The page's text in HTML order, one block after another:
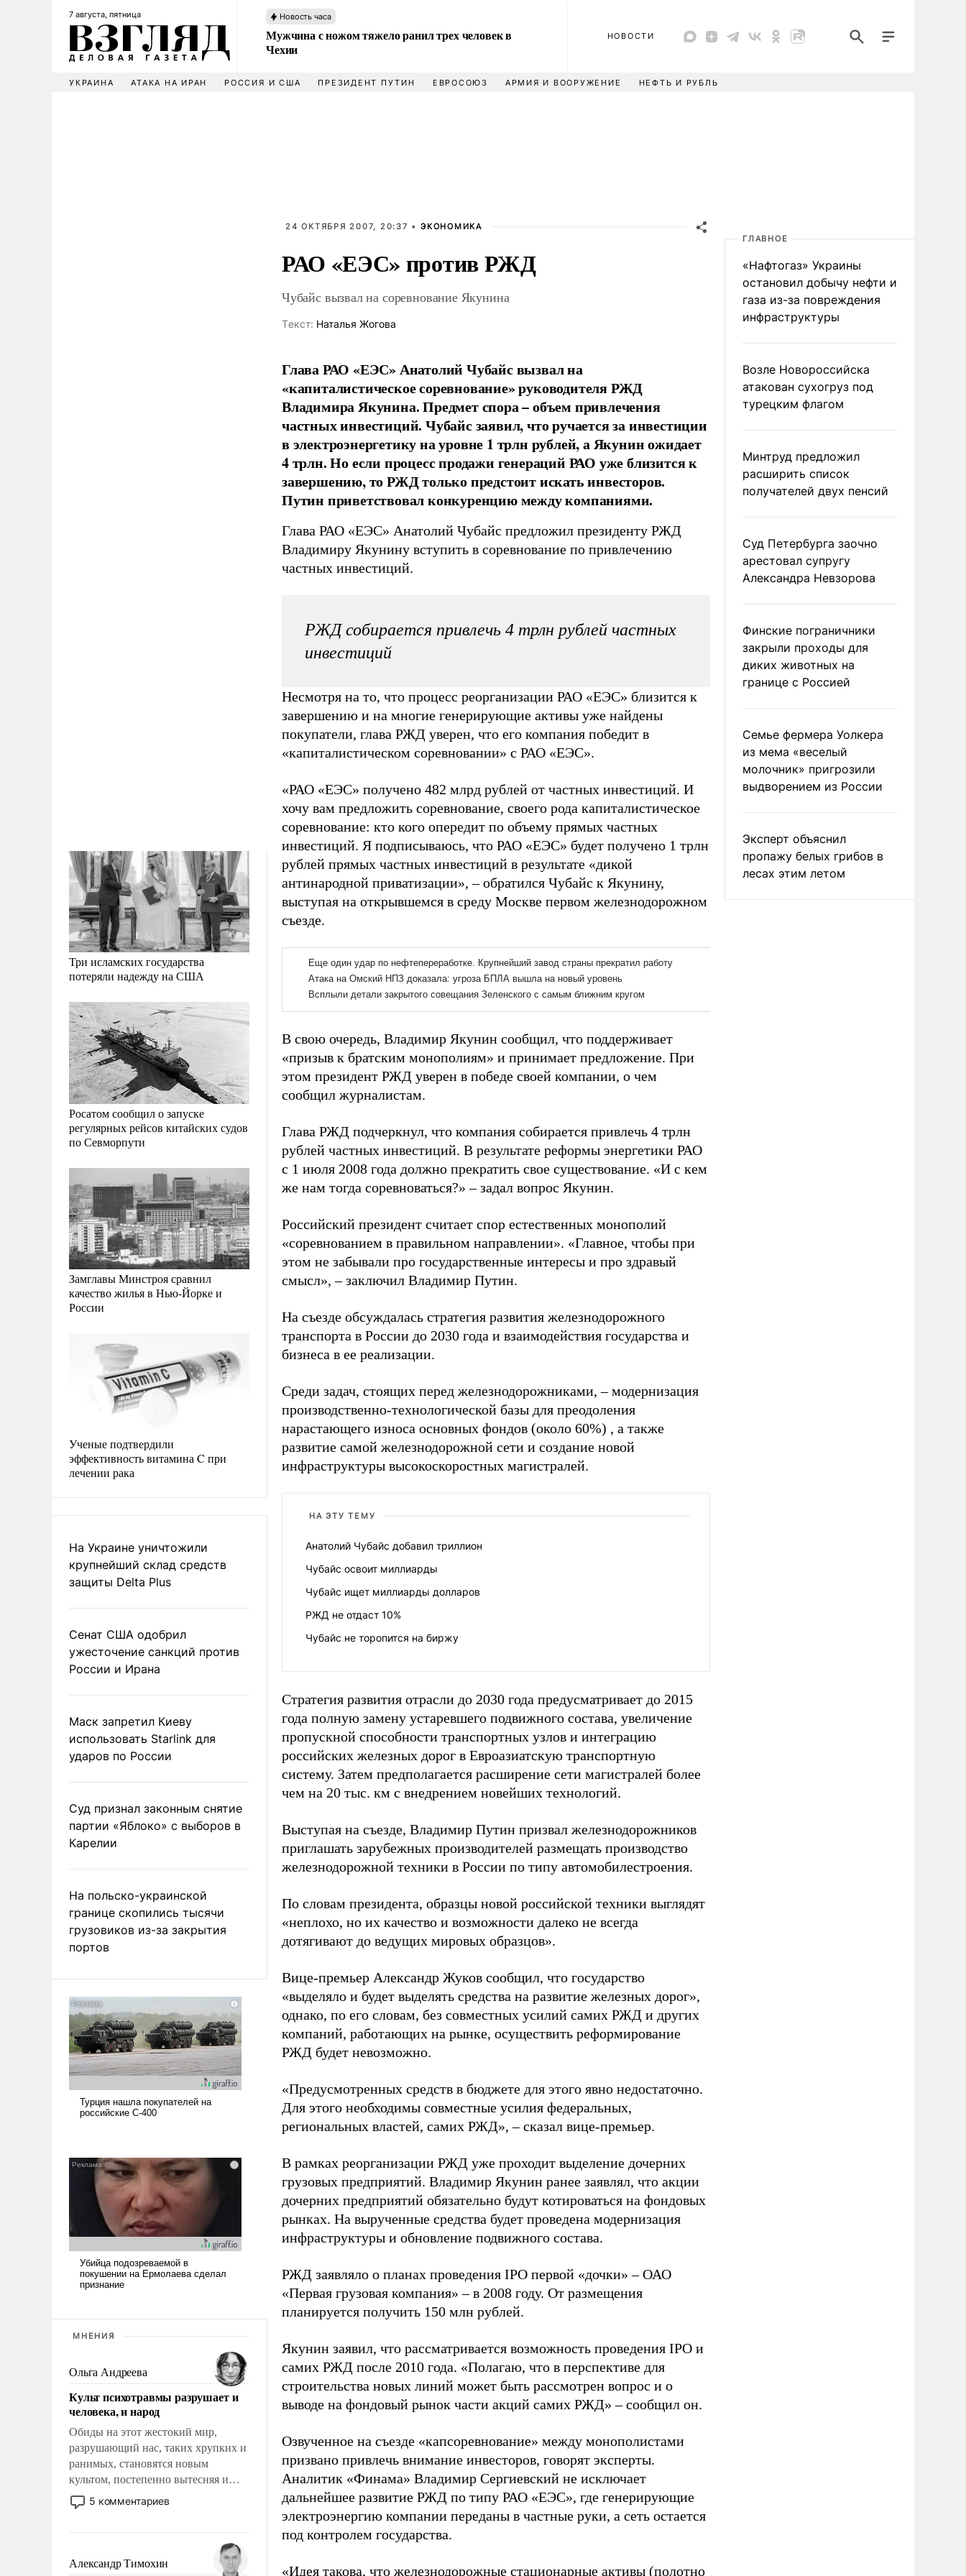
7 августа, пятница Новость часа
Мужчина с ножом тяжело ранил трех человек в
Чехии
НОВОСТИ
УКРАИНА АТАКА НА ИРАН РОССИЯ И США ПРЕЗИДЕНТ ПУТИН ЕВРОСОЮЗ АРМИЯ И ВООРУЖЕНИЕ НЕФТЬ И РУБЛЬ
Три исламских государства
потеряли надежду на США
Росатом сообщил о запуске
регулярных рейсов китайских судов
по Севморпути
Замглавы Минстроя сравнил
качество жилья в Нью-Йорке и
России
Ученые подтвердили
эффективность витамина C при
лечении рака
На Украине уничтожили
крупнейший склад средств
защиты Delta Plus
Сенат США одобрил
ужесточение санкций против
России и Ирана
Маск запретил Киеву
использовать Starlink для
ударов по России
Суд признал законным снятие
партии «Яблоко» с выборов в
Карелии
На польско-украинской
границе скопились тысячи
грузовиков из-за закрытия
портов
МНЕНИЯ
Ольга Андреева
Культ психотравмы разрушает и
человека, и народ
Обиды на этот жестокий мир,
разрушающий нас, таких хрупких и
ранимых, становятся новым
культом, постепенно вытесняя и
отменяя традиционное требование к
человеку – быть мужественным и
на себя ответственность, помогать
слабым, идти вперед и
5 комментариев
Александр Тимохин
24 ОКТЯБРЯ 2007, 20:37 • ЭКОНОМИКА
РАО «ЕЭС» против РЖД
Чубайс вызвал на соревнование Якунина
Tекст: Наталья Жогова
Глава РАО «ЕЭС» Анатолий Чубайс вызвал на
«капиталистическое соревнование» руководителя РЖД
Владимира Якунина. Предмет спора – объем привлечения
частных инвестиций. Чубайс заявил, что ручается за инвестиции
в электроэнергетику на уровне 1 трлн рублей, а Якунин ожидает
4 трлн. Но если процесс продажи генераций РАО уже близится к
завершению, то РЖД только предстоит искать инвесторов.
Путин приветствовал конкуренцию между компаниями.
Глава РАО «ЕЭС» Анатолий Чубайс предложил президенту РЖД
Владимиру Якунину вступить в соревнование по привлечению
частных инвестиций.
РЖД собирается привлечь 4 трлн рублей частных
инвестиций
Несмотря на то, что процесс реорганизации РАО «ЕЭС» близится к
завершению и на многие генерирующие активы уже найдены
покупатели, глава РЖД уверен, что его компания победит в
«капиталистическом соревновании» с РАО «ЕЭС».
«РАО «ЕЭС» получено 482 млрд рублей от частных инвестиций. И
хочу вам предложить соревнование, своего рода капиталистическое
соревнование: кто кого опередит по объему прямых частных
инвестиций. Я подписываюсь, что РАО «ЕЭС» будет получено 1 трлн
рублей прямых частных инвестиций в результате «дикой
антинародной приватизации», – обратился Чубайс к Якунину,
выступая на открывшемся в среду Москве первом железнодорожном
съезде.
В свою очередь, Владимир Якунин сообщил, что поддерживает
«призыв к братским монополиям» и принимает предложение. При
этом президент РЖД уверен в победе своей компании, о чем
сообщил журналистам.
Глава РЖД подчеркнул, что компания собирается привлечь 4 трлн
рублей частных инвестиций. В результате реформы энергетики РАО
с 1 июля 2008 года должно прекратить свое существование. «И с кем
же нам тогда соревноваться?» – задал вопрос Якунин.
Российский президент считает спор естественных монополий
«соревнованием в правильном направлении». «Главное, чтобы при
этом не забывали про государственные интересы и про здравый
смысл», – заключил Владимир Путин.
На съезде обсуждалась стратегия развития железнодорожного
транспорта в России до 2030 года и взаимодействия государства и
бизнеса в ее реализации.
Среди задач, стоящих перед железнодорожниками, – модернизация
производственно-технологической базы для преодоления
нарастающего износа основных фондов (около 60%) , а также
развитие самой железнодорожной сети и создание новой
инфраструктуры высокоскоростных магистралей.
НА ЭТУ ТЕМУ
Анатолий Чубайс добавил триллион
Чубайс освоит миллиарды
Чубайс ищет миллиарды долларов
РЖД не отдаст 10%
Чубайс не торопится на биржу
Стратегия развития отрасли до 2030 года предусматривает до 2015
года полную замену устаревшего подвижного состава, увеличение
пропускной способности транспортных узлов и интеграцию
российских железных дорог в Евроазиатскую транспортную
систему. Затем предполагается расширение сети магистралей более
чем на 20 тыс. км с внедрением новейших технологий.
Выступая на съезде, Владимир Путин призвал железнодорожников
приглашать зарубежных производителей размещать производство
железнодорожной техники в России по типу автомобилестроения.
По словам президента, образцы новой российской техники выглядят
«неплохо, но их качество и возможности далеко не всегда
дотягивают до ведущих мировых образцов».
Вице-премьер Александр Жуков сообщил, что государство
«выделяло и будет выделять средства на развитие железных дорог»,
однако, по его словам, без совместных усилий самих РЖД и других
компаний, работающих на рынке, осуществить реформирование
РЖД будет невозможно.
«Предусмотренных средств в бюджете для этого явно недостаточно.
Для этого необходимы совместные усилия федеральных,
региональных властей, самих РЖД», – сказал вице-премьер.
В рамках реорганизации РЖД уже проходит выделение дочерних
грузовых предприятий. Владимир Якунин ранее заявлял, что акции
дочерних предприятий обязательно будут котироваться на фондовых
рынках. На вырученные средства будет проведена модернизация
инфраструктуры и обновление подвижного состава.
РЖД заявляло о планах проведения IPO первой «дочки» – ОАО
«Первая грузовая компания» – в 2008 году. От размещения
планируется получить 150 млн рублей.
Якунин заявил, что рассматривается возможность проведения IPO и
самих РЖД после 2010 года. «Полагаю, что в перспективе для
строительства новых линий может быть рассмотрен вопрос и о
выводе на фондовый рынок части акций самих РЖД» – сообщил он.
Озвученное на съезде «капсоревнование» между монополистами
призвано привлечь внимание инвесторов, говорят эксперты.
Аналитик «Финама» Владимир Сергиевский не исключает
дальнейшее развитие РЖД по типу РАО «ЕЭС», где генерирующие
электроэнергию компании переданы в частные руки, а сеть остается
под контролем государства.
«Идея такова, что железнодорожные стационарные активы (полотно
ГЛАВНОЕ
«Нафтогаз» Украины
остановил добычу нефти и
газа из-за повреждения
инфраструктуры
Возле Новороссийска
атакован сухогруз под
турецким флагом
Минтруд предложил
расширить список
получателей двух пенсий
Суд Петербурга заочно
арестовал супругу
Александра Невзорова
Финские пограничники
закрыли проходы для
диких животных на
границе с Россией
Семье фермера Уолкера
из мема «веселый
молочник» пригрозили
выдворением из России
Эксперт объяснил
пропажу белых грибов в
лесах этим летом